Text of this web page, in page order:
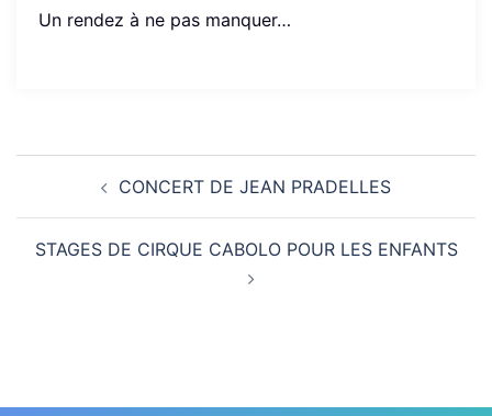
Un rendez à ne pas manquer…
d’article CONCERT DE JEAN PRADELLES
STAGES DE CIRQUE CABOLO POUR LES ENFANTS